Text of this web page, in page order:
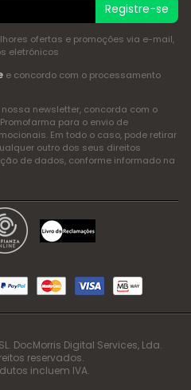
Registre-se
ofertas e promoções via e-mail,
eletrónicos
e concordo com o processamento
newsletter, concorda com o
para o envio de
Em todo o caso, pode retirar
outro dos seus direitos
de dados, conforme informado na
DocMorris Digital Services, Lda.
reservados.
incluem IVA.